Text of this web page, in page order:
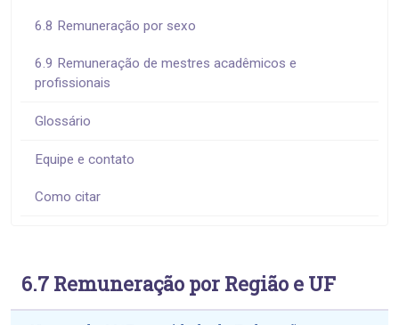
6.8 Remuneração por sexo
6.9 Remuneração de mestres acadêmicos e
profissionais
Glossário
Equipe e contato
Como citar
6.7 Remuneração por Região e UF